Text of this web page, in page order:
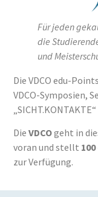
Für jeden
die
und
Die VDCO edu-
VDCO-Symposien,
DieVDCOgeht in
voran und stellt
zur Verfügung.